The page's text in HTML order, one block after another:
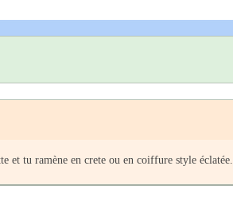
et tu ramène en crete ou en coiffure style éclatée.